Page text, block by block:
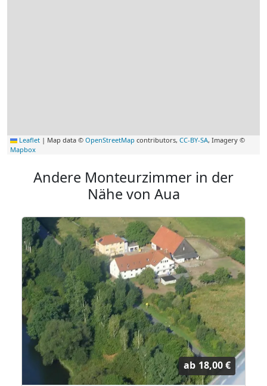
Leaflet | Map data © OpenStreetMap contributors, CC-BY-SA, Imagery ©
Mapbox
Andere Monteurzimmer in der
Nähe von Aua
ab 18,00 €